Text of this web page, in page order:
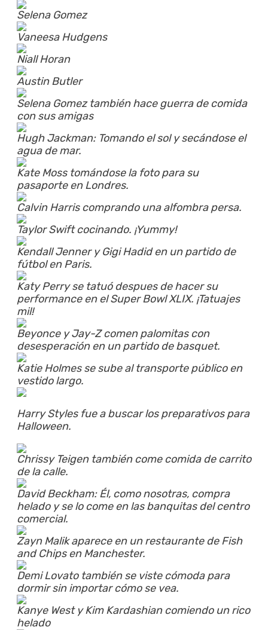
Selena Gomez
Vaneesa Hudgens
Niall Horan
Austin Butler
Selena Gomez también hace guerra de comida
con sus amigas
Hugh Jackman: Tomando el sol y secándose el
agua de mar.
Kate Moss tomándose la foto para su
pasaporte en Londres.
Calvin Harris comprando una alfombra persa.
Taylor Swift cocinando. ¡Yummy!
Kendall Jenner y Gigi Hadid en un partido de
fútbol en Paris.
Katy Perry se tatuó despues de hacer su
performance en el Super Bowl XLIX. ¡Tatuajes
mil!
Beyonce y Jay-Z comen palomitas con
desesperación en un partido de basquet.
Katie Holmes se sube al transporte público en
vestido largo.
Harry Styles fue a buscar los preparativos para
Halloween.
Chrissy Teigen también come comida de carrito
de la calle.
David Beckham: Él, como nosotras, compra
helado y se lo come en las banquitas del centro
comercial.
Zayn Malik aparece en un restaurante de Fish
and Chips en Manchester.
Demi Lovato también se viste cómoda para
dormir sin importar cómo se vea.
Kanye West y Kim Kardashian comiendo un rico
helado